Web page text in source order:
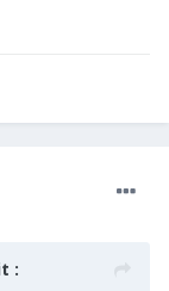
: